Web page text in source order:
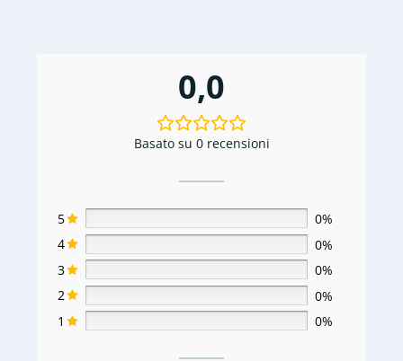
0,0
Basato su 0 recensioni
5
0%
4
0%
3
0%
2
0%
1
0%